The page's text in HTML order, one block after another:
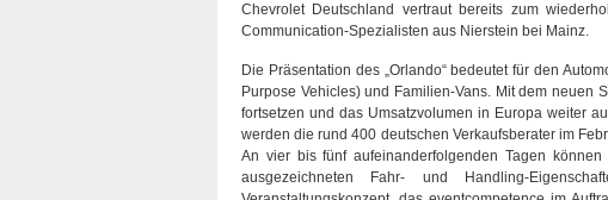
Chevrolet Deutschland vertraut bereits zum
Communication-Spezialisten aus Nierstein bei Mainz.
Die Präsentation des „Orlando“ bedeutet für den
Purpose Vehicles) und Familien-Vans. Mit dem neuen
fortsetzen und das Umsatzvolumen in Europa weiter
werden die rund 400 deutschen Verkaufsberater im
An vier bis fünf aufeinanderfolgenden Tagen
ausgezeichneten Fahr- und Handling-